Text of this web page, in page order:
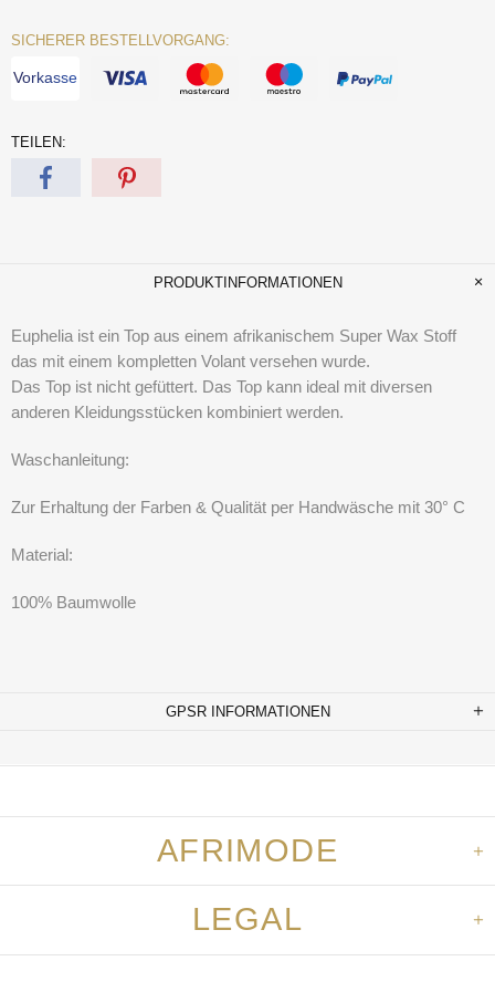
SICHERER BESTELLVORGANG:
Vorkasse
TEILEN:
PRODUKTINFORMATIONEN
Euphelia ist ein Top aus einem afrikanischem Super Wax Stoff
das mit einem kompletten Volant versehen wurde.
Das Top ist nicht gefüttert. Das Top kann ideal mit diversen
anderen Kleidungsstücken kombiniert werden.
Waschanleitung:
Zur Erhaltung der Farben & Qualität per Handwäsche mit 30° C
Material:
100% Baumwolle
GPSR INFORMATIONEN
AFRIMODE
LEGAL